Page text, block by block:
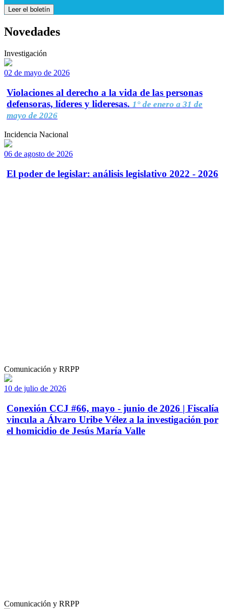
Leer el boletín
Novedades
Investigación
02 de mayo de 2026
Violaciones al derecho a la vida de las personas
defensoras, líderes y lideresas. 1° de enero a 31 de
mayo de 2026
Incidencia Nacional
06 de agosto de 2026
El poder de legislar: análisis legislativo 2022 - 2026
Comunicación y RRPP
10 de julio de 2026
Conexión CCJ #66, mayo - junio de 2026 | Fiscalía
vincula a Álvaro Uribe Vélez a la investigación por
el homicidio de Jesús María Valle
Comunicación y RRPP